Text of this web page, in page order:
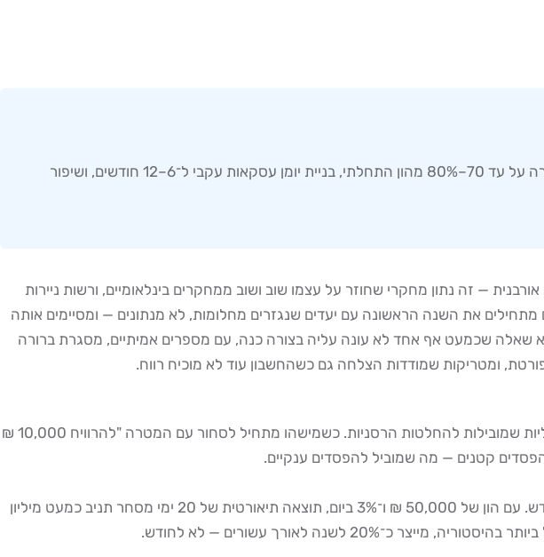
יעד ריאלי הוא יעד שרידות והשלמת מחזור לימוד, ולא הרווחה. סוחר בשנה הראשונה צריך להתמקד בשמירה על עד 70–80% מהון התחלתי, בניית יומן עסקאות עקבי ל־6–12 חודשים, ושיפור
— זה נתון מחקרי שחוזר על עצמו שוב ושוב ממחקרים בינלאומיים, ורשות ניירות
את השנה הראשונה עם יעדים שנגזרים מחלומות, לא מנתונים — ומסיימים אותה
שאלה שכמעט אף אחד לא עונה עליה בצורה כנה, עם מספרים אמיתיים, מסגרת ברורה
הסיבה הנפוצה ביותר לכישלון של סוחר יום ישראלי בשנה הראשונה אינה חוסר ידע טכני — היא ציפיות לא ריאליות שמובילות להחלטות הרסניות. כשמישהו מתחיל לסחור עם המטרה "להרוויח 10,000 ₪
קטנים — מה שמוביל להפסדים ענקיים.
המיתוס הנפוץ ביותר הוא זה של "3% ביום" — הרעיון שאפשר להרוויח 3% על ההון כל יום ולהכפיל אותו תוך חודש. עם הון של 50,000 ₪ ו־3% ביום, תוצאה תיאורטית של 20 ימי מסחר תניב כמעט מיליון